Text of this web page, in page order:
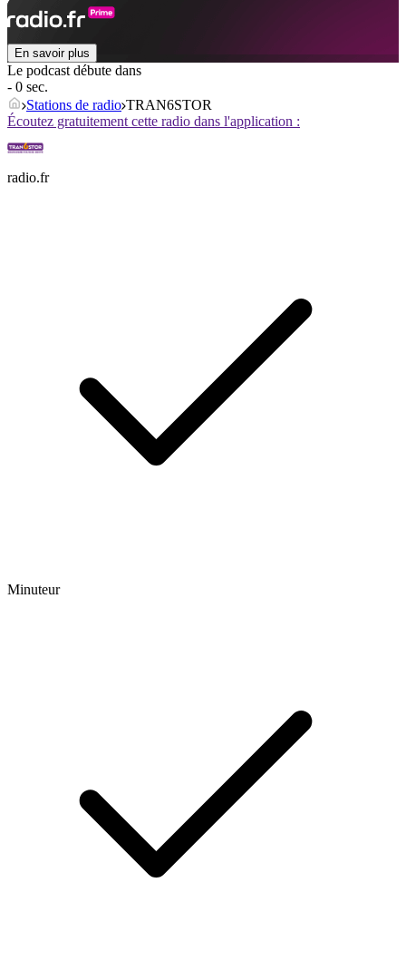
En savoir plus
Le podcast débute dans
- 0 sec.
Stations de radio TRAN6STOR
Écoutez gratuitement cette radio dans l'application :
radio.fr
Minuteur